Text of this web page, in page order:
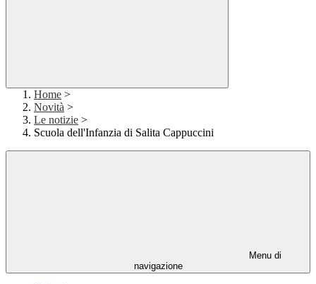
Home >
Novità >
Le notizie >
Scuola dell'Infanzia di Salita Cappuccini
Menu di
navigazione